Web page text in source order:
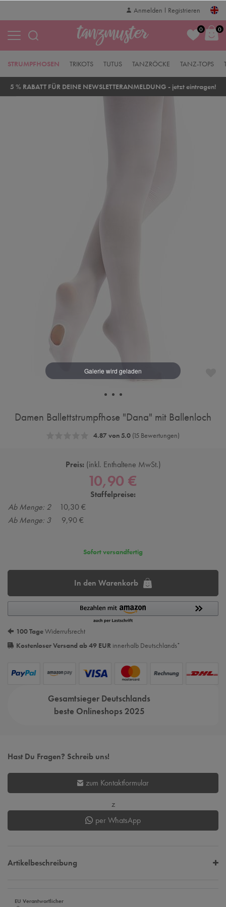
Anmelden Registrieren
0 0
TRIKOTS TUTUS TANZRÖCKE
STRUMPFHOSEN TANZ-TOPS
5 % RABATT FÜR DEINE NEWSLETTERANMELDUNG - jetzt eintragen!
Damen Ballettstrumpfhose "Dana" mit Ballenloch
4.87 von 5.0 (15 Bewertungen)
Preis: inkl. Enthaltene MwSt.
10,90 €
Staffelpreise:
Ab Menge: 2
10,30 €
Ab Menge: 3
9,90 €
Sofort versandfertig
In den Warenkorb
100 TageWiderrufsrecht
Kostenloser Versand ab 49 EUR innerhalb Deutschlands*
Gesamtsieger Deutschlands
beste Onlineshops 2025
Hast Du Fragen? Schreib uns!
zum Kontaktformular
z
per WhatsApp
Artikelbeschreibung
EU Verantwortlicher